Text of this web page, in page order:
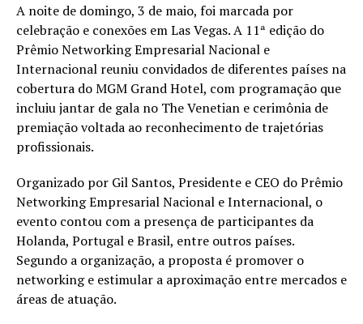
A noite de domingo, 3 de maio, foi marcada por
celebração e conexões em Las Vegas. A 11ª edição do
Prêmio Networking Empresarial Nacional e
Internacional reuniu convidados de diferentes países na
cobertura do MGM Grand Hotel, com programação que
incluiu jantar de gala no The Venetian e cerimônia de
premiação voltada ao reconhecimento de trajetórias
profissionais.
Organizado por Gil Santos, Presidente e CEO do Prêmio
Networking Empresarial Nacional e Internacional, o
evento contou com a presença de participantes da
Holanda, Portugal e Brasil, entre outros países.
Segundo a organização, a proposta é promover o
networking e estimular a aproximação entre mercados e
áreas de atuação.